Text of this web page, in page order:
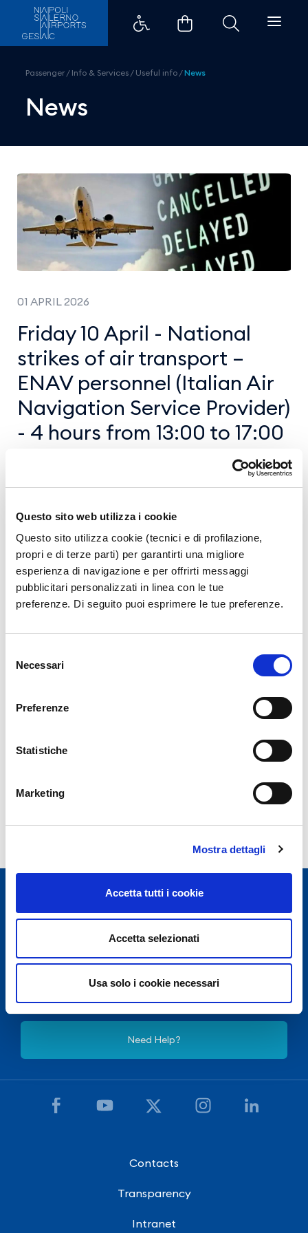
Questo sito web utilizza i cookie
Questo sito utilizza cookie (tecnici e di profilazione,
propri e di terze parti) per garantirti una migliore
esperienza di navigazione e per offrirti messaggi
pubblicitari personalizzati in linea con le tue
preferenze. Di seguito puoi esprimere le tue preferenze.
delNecessari
Preferenze
Statistiche
Marketing
Mostra dettagli
Accetta tutti i cookie
Accetta selezionati
Usa solo i cookie necessari
Friday 10 April - National
Passenger / Info & Services / Useful info /News
News
01 APRIL 2026
Friday 10 April - National
strikes of air transport –
ENAV personnel (Italian Air
Navigation Service Provider)
- 4 hours from 13:00 to 17:00
Informiamo i passeggeri che per effetto degli
scioperi nazionali potranno verificarsi ritardi
Per informazioni sul proprio volo invitiamo a
contattare la compagnia aerea, agenzia di
viaggio o tour operator.
News Archive
Year 2026
Year 2024
For security reasons Passengers’ Terminal of Salerno
Costa d'Amalfi and Cilento Airport is closed from 22:30
Need Help?
Contacts
Transparency
Intranet